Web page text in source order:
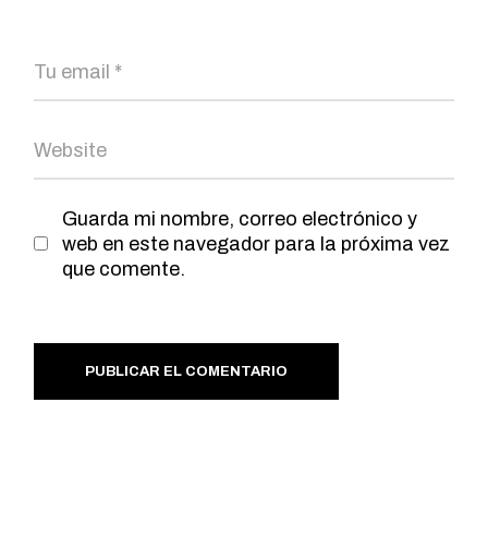
Guarda mi nombre, correo electrónico y
web en este navegador para la próxima vez
que comente.
PUBLICAR EL COMENTARIO